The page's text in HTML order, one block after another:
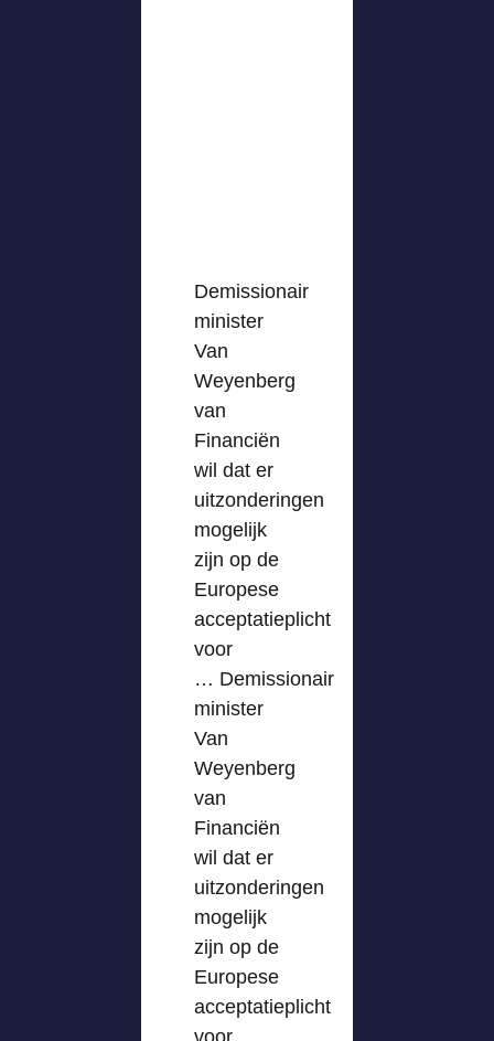
Demissionair
minister
Van
Weyenberg
van
Financiën
wil dat er
uitzonderingen
mogelijk
zijn op de
Europese
acceptatieplicht
voor
… Demissionair
minister
Van
Weyenberg
van
Financiën
wil dat er
uitzonderingen
mogelijk
zijn op de
Europese
acceptatieplicht
voor …